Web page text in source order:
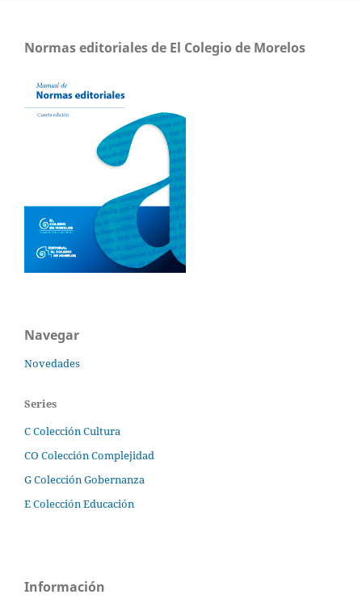
Normas editoriales de El Colegio de Morelos
Navegar
Novedades
Series
C Colección Cultura
CO Colección Complejidad
G Colección Gobernanza
E Colección Educación
Información